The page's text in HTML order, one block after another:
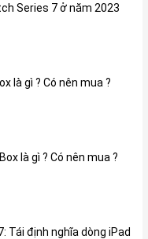
Series 7 ở năm 2023
là gì ? Có nên mua ?
là gì ? Có nên mua ?
Tái định nghĩa dòng iPad